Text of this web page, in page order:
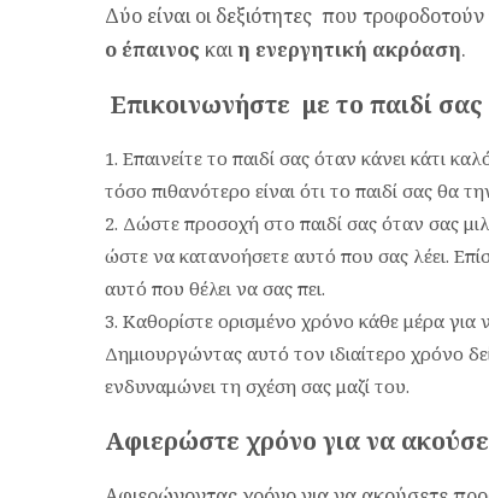
Δύο είναι οι δεξιότητες που
ο έπαινος καιη ενεργητική ακρόαση.
Επικοινωνήστε με το παιδί σας
Επαινείτε το παιδί σας όταν κάνει κάτι
τόσο πιθανότερο είναι ότι το παιδί σας θα
Δώστε προσοχή στο παιδί σας όταν σας
ώστε να κατανοήσετε αυτό που σας λέει.
αυτό που θέλει να σας πει.
Καθορίστε ορισμένο χρόνο κάθε μέρα για
Δημιουργώντας αυτό τον ιδιαίτερο χρόνο
ενδυναμώνει τη σχέση σας μαζί του.
Αφιερώστε χρόνο για να